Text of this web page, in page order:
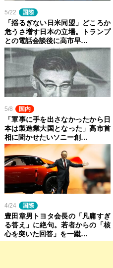
5/22 国際
「揺るぎない日米同盟」どころか
危うさ増す日本の立場。トランプ
との電話会談後に高市早…
5/8 国内
「軍事に手を出さなかったから日
本は製造業大国となった」高市首
相に聞かせたいソニー創…
4/24 国際
豊田章男トヨタ会長の「凡庸すぎ
る答え」に絶句。若者からの「核
心を突いた回答」を一蹴…